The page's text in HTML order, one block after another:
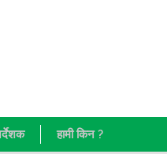
हामी किन ?